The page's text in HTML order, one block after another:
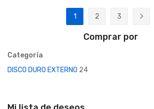
Página
Actualmente estás
1
2
3
Comprar por
Categoría
DISCO DURO EXTERNO 24